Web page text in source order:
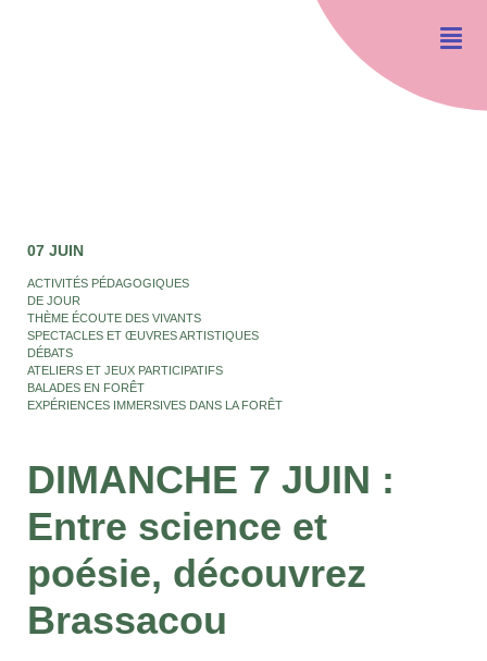
07 JUIN
ACTIVITÉS PÉDAGOGIQUES
DE JOUR
THÈME ÉCOUTE DES VIVANTS
SPECTACLES ET ŒUVRES ARTISTIQUES
DÉBATS
ATELIERS ET JEUX PARTICIPATIFS
BALADES EN FORÊT
EXPÉRIENCES IMMERSIVES DANS LA FORÊT
DIMANCHE 7 JUIN :
Entre science et
poésie, découvrez
Brassacou